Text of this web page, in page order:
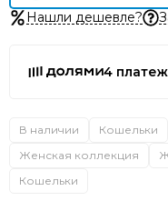
Нашли дешевле?
4
В наличии Кошельки
Женская коллекция
Кошельки